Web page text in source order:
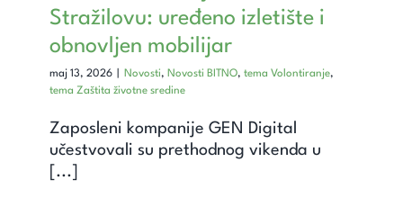
Unapredi znanje
Kontakt
Search
Stražilovu: uređeno izletište i
obnovljen mobilijar
maj 13, 2026 Novosti, Novosti BITNO, tema Volontiranje,
tema Zaštita životne sredine
Zaposleni kompanije GEN Digital
učestvovali su prethodnog vikenda u
[...]